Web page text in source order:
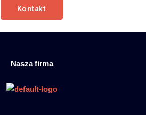
Kontakt
Nasza firma